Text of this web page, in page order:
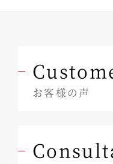
お客様の声